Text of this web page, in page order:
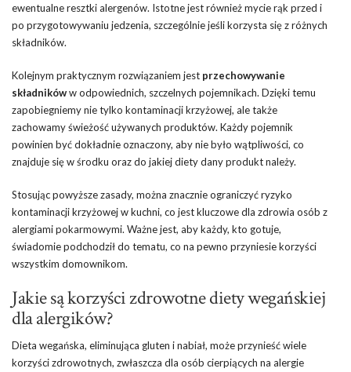
ewentualne resztki alergenów. Istotne jest również mycie rąk przed i
po przygotowywaniu jedzenia, szczególnie jeśli korzysta się z różnych
składników.
Kolejnym praktycznym rozwiązaniem jest przechowywanie
składnikóww odpowiednich, szczelnych pojemnikach. Dzięki temu
zapobiegniemy nie tylko kontaminacji krzyżowej, ale także
zachowamy świeżość używanych produktów. Każdy pojemnik
powinien być dokładnie oznaczony, aby nie było wątpliwości, co
znajduje się w środku oraz do jakiej diety dany produkt należy.
Stosując powyższe zasady, można znacznie ograniczyć ryzyko
kontaminacji krzyżowej w kuchni, co jest kluczowe dla zdrowia osób z
alergiami pokarmowymi. Ważne jest, aby każdy, kto gotuje,
świadomie podchodził do tematu, co na pewno przyniesie korzyści
wszystkim domownikom.
Jakie są korzyści zdrowotne diety wegańskiej
dla alergików?
Dieta wegańska, eliminująca gluten i nabiał, może przynieść wiele
korzyści zdrowotnych, zwłaszcza dla osób cierpiących na alergie